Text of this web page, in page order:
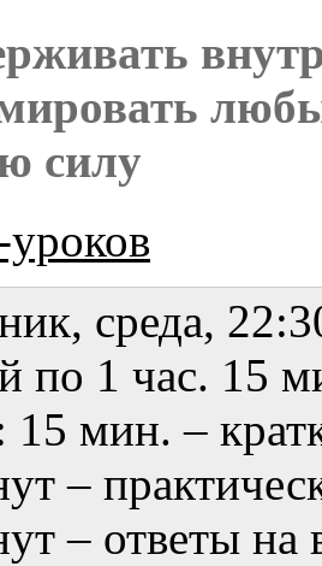
силу
среда,
по 1 час. 15
15 мин. –
–
– ответы на